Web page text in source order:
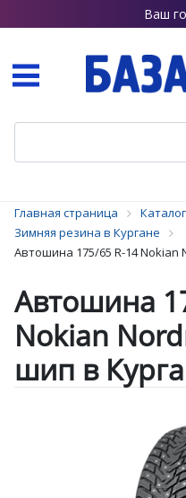
Ваш
Главная страница Каталог
Зимняя резина в Кургане
Автошина 175/65 R-14 Nokian
Автошина
Nokian
шип в